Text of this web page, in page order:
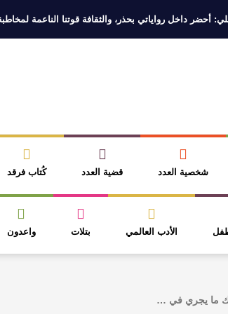
رواياتي بحذر، والثقافة قوتنا الناعمة لمخاطبة العالم.
شخصية العدد قضية العدد كُتاب فرقد
الأدب العالمي بتلات واعدون
ما يجري في …